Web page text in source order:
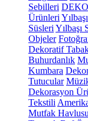
Sebilleri
Ürünleri
Süsleri Yılbaşı
Objeler
Dekoratif
Buhurdanlık
Kumbara
Tutucular
Dekorasyon
Tekstili
Mutfak